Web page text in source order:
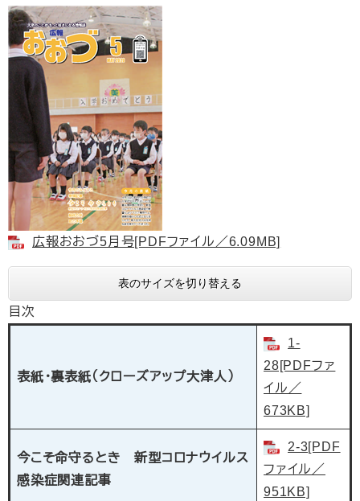
広報おおづ5月号[PDFファイル／6.09MB]
表のサイズを切り替える
目次
表紙・裏表紙（クローズアップ大津人）
1-
28[PDFファ
イル／
673KB]
今こそ命守るとき 新型コロナウイルス
感染症関連記事
2-3[PDF
ファイル／
951KB]